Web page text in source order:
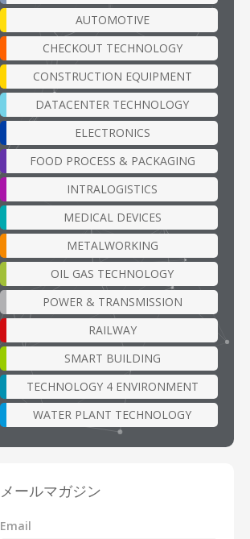
AUTOMOTIVE
CHECKOUT TECHNOLOGY
CONSTRUCTION EQUIPMENT
DATACENTER TECHNOLOGY
ELECTRONICS
FOOD PROCESS & PACKAGING
INTRALOGISTICS
MEDICAL DEVICES
METALWORKING
OIL GAS TECHNOLOGY
POWER & TRANSMISSION
RAILWAY
SMART BUILDING
TECHNOLOGY 4 ENVIRONMENT
WATER PLANT TECHNOLOGY
メールマガジン
Email